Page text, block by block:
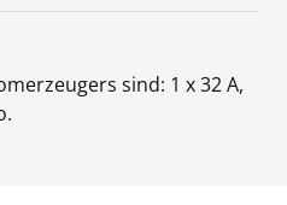
sind: 1 x 32 A,